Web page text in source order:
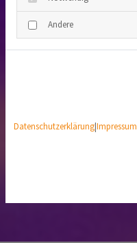
Andere
Datenschutzerklärung|Impressum